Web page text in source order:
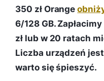
350 zł Orange
6/128 GB.
zł lub w 20 ratach
Liczba urządzeń
warto się śpieszyć.